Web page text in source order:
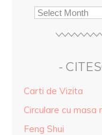
-
Carti de Vizita
Circulare cu masa
Feng Shui